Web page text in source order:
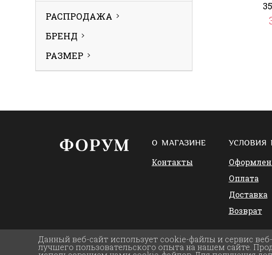
РАСПРОДАЖА
БРЕНД
РАЗМЕР
О МАГАЗИНЕ
Контакты
УСЛОВИЯ
Оплата
Доставка
Возврат
Данный веб-сайт использует cookie-файлы и сервис
лучшего пользовательского опыта на нашем сайте.